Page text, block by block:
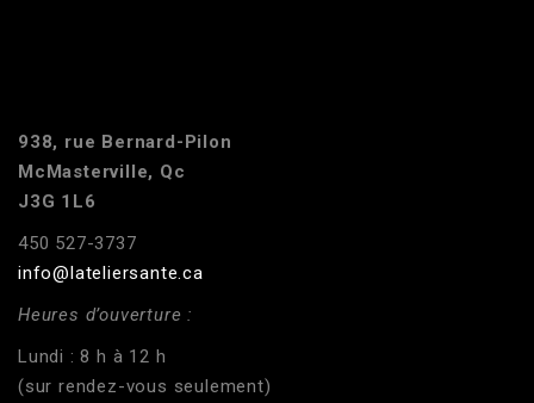
938, rue Bernard-Pilon
McMasterville, Qc
J3G 1L6
450 527-3737
info@lateliersante.ca
Heures d’ouverture :
Lundi : 8 h à 12 h
(sur rendez-vous seulement)